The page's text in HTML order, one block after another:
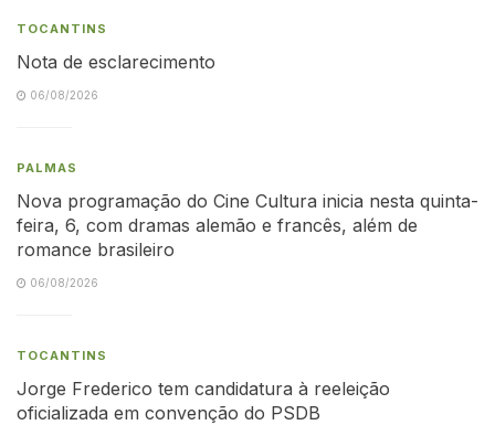
TOCANTINS
Nota de esclarecimento
06/08/2026
PALMAS
Nova programação do Cine Cultura inicia nesta quinta-
feira, 6, com dramas alemão e francês, além de
romance brasileiro
06/08/2026
TOCANTINS
Jorge Frederico tem candidatura à reeleição
oficializada em convenção do PSDB